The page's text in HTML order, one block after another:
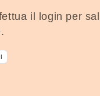
il login per